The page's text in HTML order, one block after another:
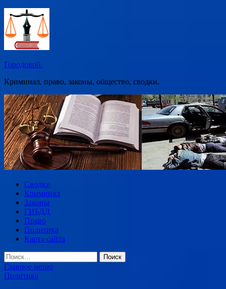
Перейти
содержимому
Городовой.
Криминал, право, законы, общество, сводки.
Сводки
Криминал
Законы
ГИБДД
Право
Политика
Карта сайта
Найти:
Главное меню
Политика